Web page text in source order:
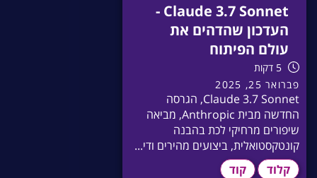
Claude 3.7 Sonnet -
העדכון שהדהים את
עולם הפיתוח
5 דקות
פברואר 25, 2025
Claude 3.7 Sonnet, הגרסה
החדשה מבית Anthropic, מביאה
שיפורים מרחיקי לכת בהבנה
קונטקסטואלית, ביצועים מהירים ודי...
קלוד
קוד